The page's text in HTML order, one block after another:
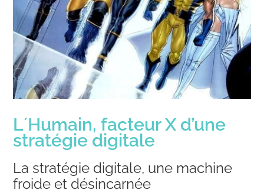
L´Humain, facteur X d’une
stratégie digitale
La stratégie digitale, une machine
froide et désincarnée